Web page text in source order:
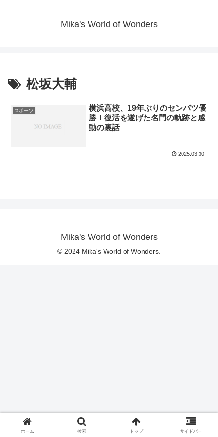
Mika's World of Wonders
松坂大輔
スポーツ
横浜高校、19年ぶりのセンバツ優
勝！復活を遂げた名門の軌跡と感
動の裏話
2025.03.30
Mika's World of Wonders
© 2024 Mika's World of Wonders.
ホーム 検索 トップ サイドバー